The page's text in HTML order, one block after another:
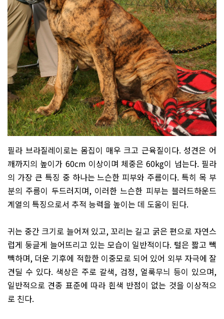
필라 브라질레이로는 몸집이 매우 크고 근육질이다.성견은 어
깨까지의 높이가 60cm 이상이며 체중은60kg이 넘는다. 필라
의 가장 큰 특징 중 하나는 느슨한 피부와 주름이다.특히 목 부
분의 주름이 두드러지며, 이러한 느슨한 피부는 블러드하운드
계열의 특징으로서 추적 능력을 높이는 데 도움이 된다.
귀는 중간 크기로 늘어져 있고,꼬리는 길고 굵은 편으로 자연스
럽게 둥글게 늘어뜨리고 있는 모습이 일반적이다. 털은 짧고 빽
빽하며, 더운 기후에 적합한 이중모로 되어 있어 외부 자극에 잘
견딜 수 있다. 색상은 주로 갈색, 검정, 얼룩무늬 등이 있으며,
일반적으로 견종 표준에 따라 흰색 반점이 없는 것을 이상적으
로 친다.